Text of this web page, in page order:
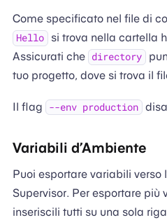
Come specificato nel file di
Hello si trova nella cartella
Assicurati che directory
tuo progetto, dove si trova il
Il flag --env production
Variabili d’Ambiente
Puoi esportare variabili
Supervisor. Per esportare più
inseriscili tutti su una sola